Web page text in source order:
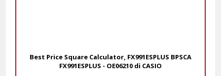
Best Price Square Calculator, FX991ESPLUS BPSCA
FX991ESPLUS - OE06210 di CASIO